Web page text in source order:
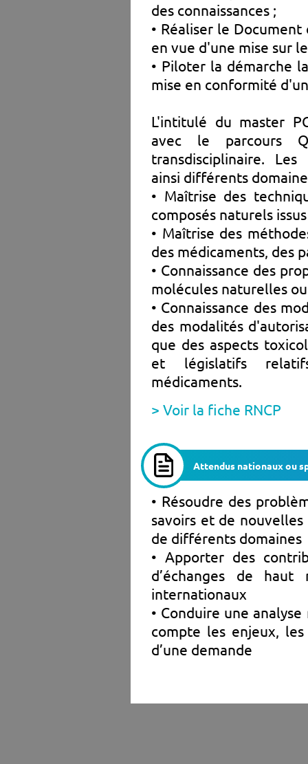
des connaissances ;
• Réaliser le
en vue d'une mise sur
• Piloter la démarche
mise en conformité
L'intitulé du master
avec le parcours
transdisciplinaire.
ainsi différents
• Maîtrise des
composés naturels
• Maîtrise des
des médicaments, des
• Connaissance des
molécules naturelles
• Connaissance des
des modalités
que des aspects
et législatifs
médicaments.
> Voir la fiche RNCP
Attendus nationaux ou
• Résoudre des
savoirs et de
de différents domaines
• Apporter des
d’échanges de
internationaux
• Conduire une
compte les enjeux,
d’une demande